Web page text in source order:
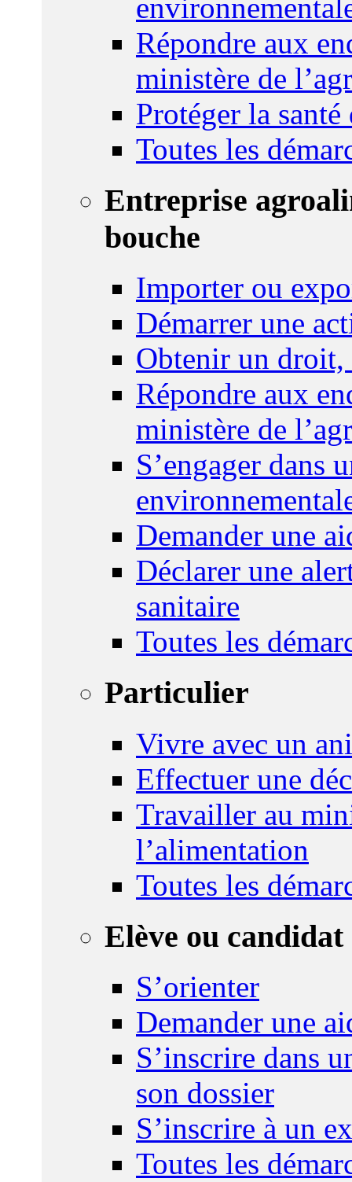
Répondre aux
ministère de
Protéger la
Toutes les
Entreprise
bouche
Importer ou
Démarrer une
Obtenir un droit,
Répondre aux
ministère de
S’engager dans
Demander une
Déclarer une
sanitaire
Toutes les
Particulier
Vivre avec un
Effectuer une
Travailler au
l’alimentation
Toutes les
Elève ou candidat
S’orienter
Demander une
S’inscrire dans
son dossier
S’inscrire à un
Toutes les